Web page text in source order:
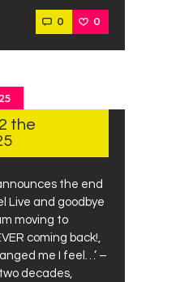
0 0
the
the end
Live and goodbye
moving to
coming back!,
me I feel…’ –
decades,